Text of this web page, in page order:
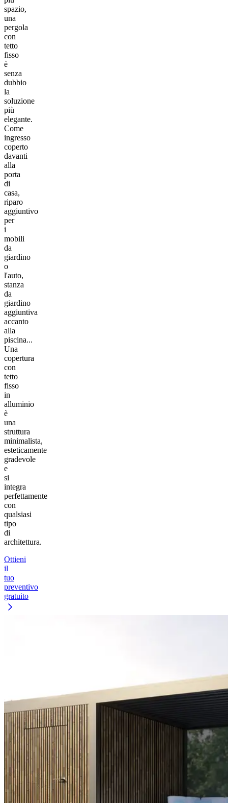
spazio,
una
pergola
con
tetto
fisso
è
senza
dubbio
la
soluzione
più
elegante.
Come
ingresso
coperto
davanti
alla
porta
di
casa,
riparo
aggiuntivo
per
i
mobili
da
giardino
o
l'auto,
stanza
da
giardino
aggiuntiva
accanto
alla
piscina...
Una
copertura
con
tetto
fisso
in
alluminio
è
una
struttura
minimalista,
esteticamente
gradevole
e
si
integra
perfettamente
con
qualsiasi
tipo
di
architettura.
Ottieni
il
tuo
preventivo
gratuito